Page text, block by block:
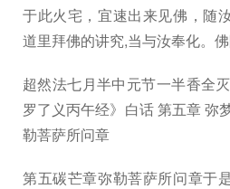
于此火宅，宜速出来见佛，随
道里拜佛的讲究,当与汝奉化。
超然法七月半中元节一半香全
罗了义丙午经》白话 第五章 弥
勒菩萨所问章
第五碳芒章弥勒菩萨所问章于